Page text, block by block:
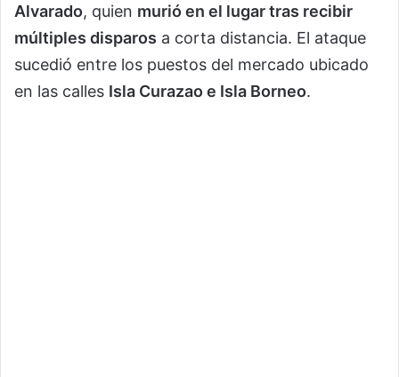
Alvarado, quien murió en el lugar tras recibir
múltiples disparos a corta distancia. El ataque
sucedió entre los puestos del mercado ubicado
en las calles Isla Curazao e Isla Borneo.